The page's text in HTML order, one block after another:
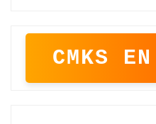
CMKS